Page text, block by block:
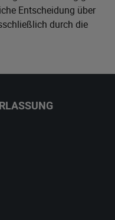
Entscheidung über
durch die